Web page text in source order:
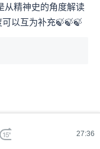
27:36
从精神史的角度解读
以互为补充🍃🍃🍃